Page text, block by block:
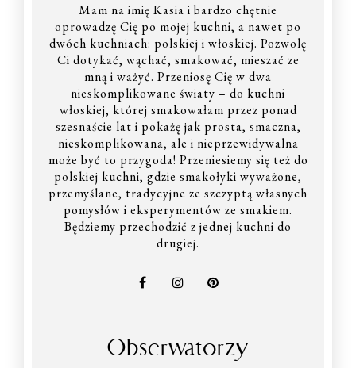
Mam na imię Kasia i bardzo chętnie
oprowadzę Cię po mojej kuchni, a nawet po
dwóch kuchniach: polskiej i włoskiej. Pozwolę
Ci dotykać, wąchać, smakować, mieszać ze
mną i ważyć. Przeniosę Cię w dwa
nieskomplikowane światy – do kuchni
włoskiej, której smakowałam przez ponad
szesnaście lat i pokażę jak prosta, smaczna,
nieskomplikowana, ale i nieprzewidywalna
może być to przygoda! Przeniesiemy się też do
polskiej kuchni, gdzie smakołyki wyważone,
przemyślane, tradycyjne ze szczyptą własnych
pomysłów i eksperymentów ze smakiem.
Będziemy przechodzić z jednej kuchni do
drugiej.
Obserwatorzy